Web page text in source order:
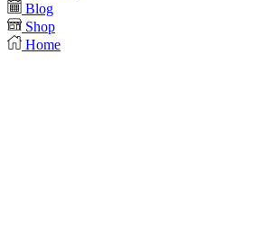
Blog
Shop
Home